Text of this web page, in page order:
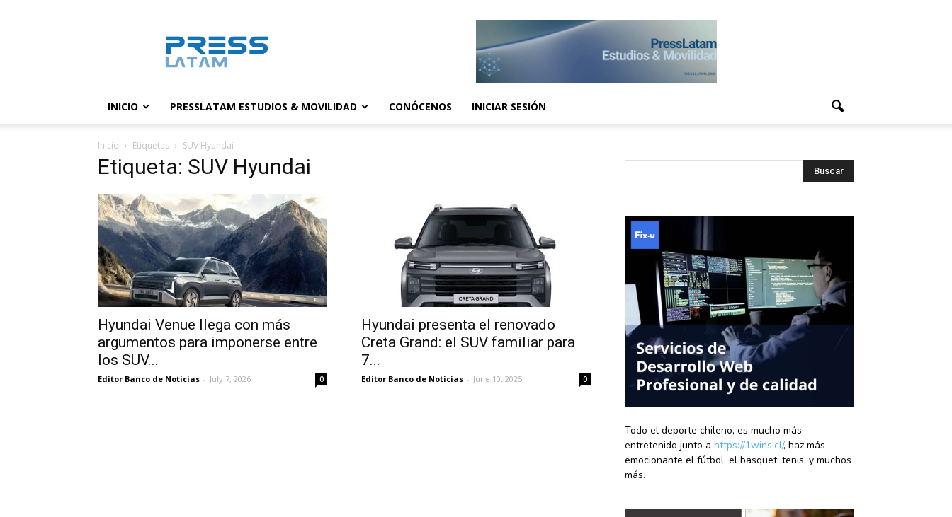
noticias
INICIO PRESSLATAM ESTUDIOS & MOVILIDAD CONÓCENOS INICIAR SESIÓN
Inicio Etiquetas SUV Hyundai
Etiqueta: SUV Hyundai
Hyundai Venue llega con más
argumentos para imponerse entre
los SUV...
Editor Banco de Noticias - July 7, 2026 0
Hyundai presenta el renovado
Creta Grand: el SUV familiar para
7...
Editor Banco de Noticias - June 10, 2025 0
Todo el deporte chileno, es mucho más
entretenido junto a https://1wins.cl/, haz más
emocionante el fútbol, el basquet, tenis, y muchos
más.